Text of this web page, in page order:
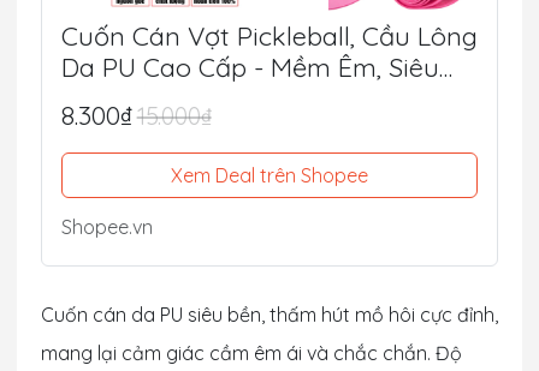
Cuốn Cán Vợt Pickleball, Cầu Lông
Da PU Cao Cấp - Mềm Êm, Siêu
Bám Tay, Chống Trượt Tối Ưu
8.300₫15.000₫
Xem Deal trên Shopee
Shopee.vn
Cuốn cán da PU siêu bền, thấm hút mồ hôi cực đỉnh,
mang lại cảm giác cầm êm ái và chắc chắn. Độ